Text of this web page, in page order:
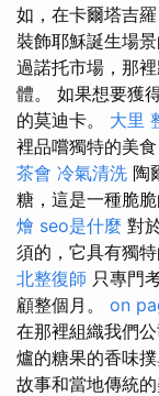
如，在卡爾塔吉
裝飾耶穌誕生場
過諾托市場，那
體。 如果想要獲
的莫迪卡。 大里
裡品嚐獨特的美
茶會 冷氣清洗 陶
糖，這是一種脆
燴 seo是什麼 對
須的，它具有獨
北整復師 只專門
顧整個月。 on
在那裡組織我們
爐的糖果的香味
故事和當地傳統的